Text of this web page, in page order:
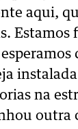
aqui,
na
outra